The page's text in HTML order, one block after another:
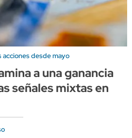
acciones desde mayo
a una ganancia
señales mixtas en